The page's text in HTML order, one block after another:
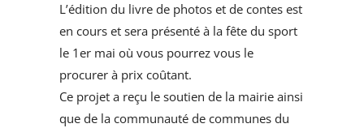
L’édition du livre de photos et de contes est
en cours et sera présenté à la fête du sport
le 1er mai où vous pourrez vous le
procurer à prix coûtant.
Ce projet a reçu le soutien de la mairie ainsi
que de la communauté de communes du